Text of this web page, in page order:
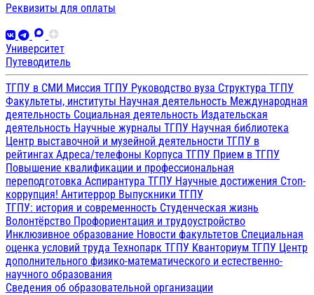
Реквизиты для оплаты
Университет
Путеводитель
ТГПУ в СМИ Миссия ТГПУ Руководство вуза Структура ТГПУ
Факультеты, институты Научная деятельность Международная
деятельность Социальная деятельность Издательская
деятельность Научные журналы ТГПУ Научная библиотека
Центр выставочной и музейной деятельности ТГПУ в
рейтингах Адреса/телефоны Корпуса ТГПУ Прием в ТГПУ
Повышение квалификации и профессиональная
переподготовка Аспирантура ТГПУ Научные достижения Стоп-
коррупция! Антитеррор Выпускники ТГПУ
ТГПУ: история и современность Студенческая жизнь
Волонтёрство Профориентация и трудоустройство
Инклюзивное образование Новости факультетов Специальная
оценка условий труда Технопарк ТГПУ Кванториум ТГПУ Центр
дополнительного физико-математического и естественно-
научного образования
Сведения об образовательной организации